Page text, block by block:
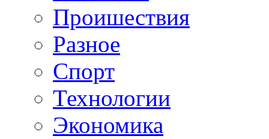
Проишествия
Разное
Спорт
Технологии
Экономика